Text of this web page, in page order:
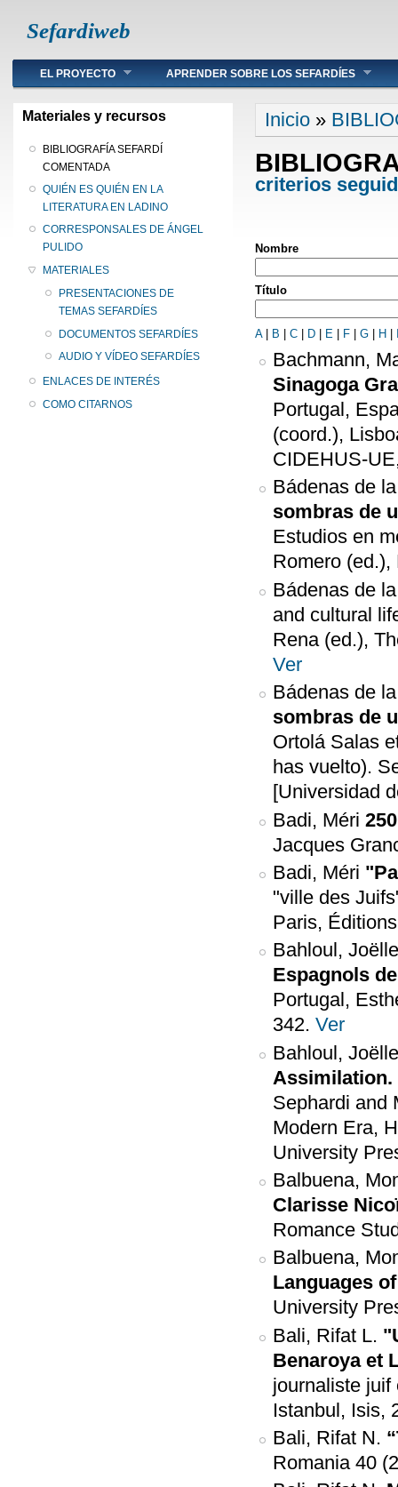
Sefardiweb
Main menu
EL PROYECTO APRENDER SOBRE LOS SEFARDÍES
Materiales y recursos
BIBLIOGRAFÍA SEFARDÍ
COMENTADA
QUIÉN ES QUIÉN EN LA
LITERATURA EN LADINO
CORRESPONSALES DE ÁNGEL
PULIDO
MATERIALES
PRESENTACIONES DE
TEMAS SEFARDÍES
DOCUMENTOS SEFARDÍES
AUDIO Y VÍDEO SEFARDÍES
ENLACES DE INTERÉS
COMO CITARNOS
Se encuentra
Inicio »
criterios
Nombre
Título
A B C D E F G H
Bachmann,
Sinagoga
Portugal,
(coord.),
CIDEHUS-
Bádenas de
sombras de
Estudios en
Romero
Bádenas de
and cultural
Rena (ed.),
Ver
Bádenas de
sombras de
Ortolá Salas
has vuelto).
[Universidad
Badi, Méri
Jacques
Badi, Méri
"ville des
Paris,
Bahloul,
Espagnols
Portugal,
342. Ver
Bahloul,
Assimilation.
Sephardi and
Modern Era,
University
Balbuena,
Clarisse
Romance
Balbuena,
Languages
University
Bali, Rifat L.
Benaroya et
journaliste
Istanbul, Isis,
Bali, Rifat N.
Romania 40